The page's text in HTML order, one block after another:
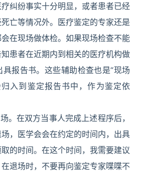
纠纷事实十分明显，或者患者已经
亡等情况外。医疗鉴定的专家还是
在现场做体检。如果现场检查不能
患者在近期内到相关的医疗机构做
报告书。这些辅助检查也是“现场
入到鉴定报告书中，作为鉴定依
。在双方当事人完成上述程序后，
，医学会会在约定的时间内，出具
的时间。在这个时间，我需要建议
退场时，不要再向鉴定专家喋喋不